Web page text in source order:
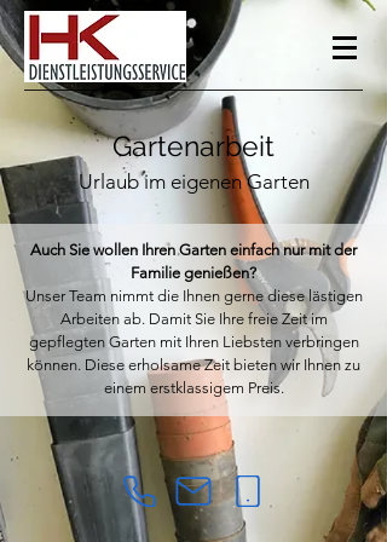
Gartenarbeit
Urlaub im eigenen Garten
Auch Sie wollen Ihren Garten einfach nur mit der
Familie genießen?
Unser Team nimmt die Ihnen gerne diese lästigen
Arbeiten ab. Damit Sie Ihre freie Zeit im
gepflegten Garten mit Ihren Liebsten verbringen
können. Diese erholsame Zeit bieten wir Ihnen zu
einem erstklassigem Preis.